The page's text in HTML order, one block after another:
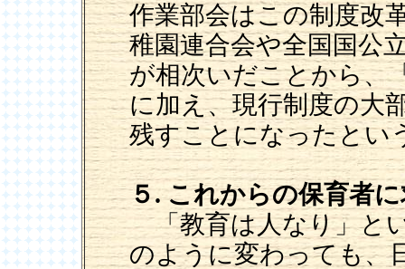
作業部会はこの制度改
稚園連合会や全国国公
が相次いだことから、
に加え、現行制度の大
残すことになったとい
５. これからの保育者
「教育は人なり」と
のように変わっても、